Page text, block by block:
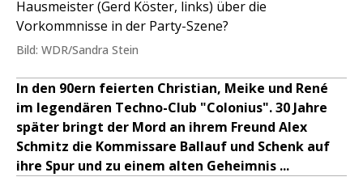
Hausmeister (Gerd Köster, links) über die
Vorkommnisse in der Party-Szene?
Bild: WDR/Sandra Stein
In den 90ern feierten Christian, Meike und René
im legendären Techno-Club "Colonius". 30 Jahre
später bringt der Mord an ihrem Freund Alex
Schmitz die Kommissare Ballauf und Schenk auf
ihre Spur und zu einem alten Geheimnis ...